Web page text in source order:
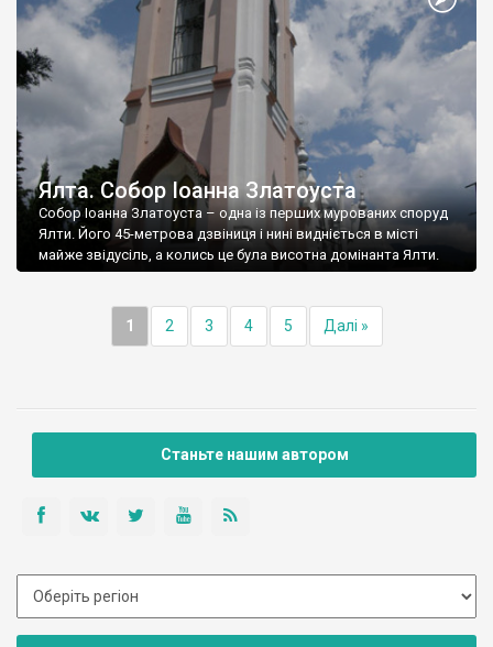
Ялта. Собор Іоанна Златоуста
Собор Іоанна Златоуста – одна із перших мурованих споруд
Ялти. Його 45-метрова дзвіниця і нині видніється в місті
майже звідусіль, а колись це була висотна домінанта Ялти.
1 2 3 4 5 Далі »
Станьте нашим автором